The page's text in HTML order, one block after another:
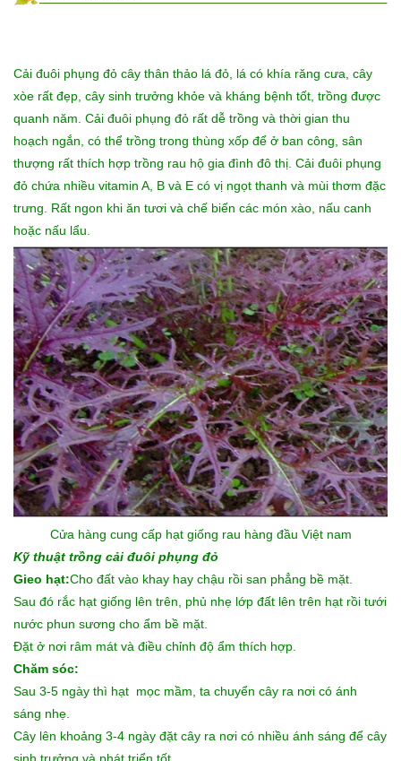
Cải đuôi phụng đỏ cây thân thảo lá đỏ, lá có khía răng cưa, cây
xòe rất đẹp, cây sinh trưởng khỏe và kháng bệnh tốt, trồng được
quanh năm. Cải đuôi phụng đỏ rất dễ trồng và thời gian thu
hoạch ngắn, có thể trồng trong thùng xốp để ở ban công, sân
thượng rất thích hợp trồng rau hộ gia đình đô thị. Cải đuôi phụng
đỏ chứa nhiều vitamin A, B và E có vị ngọt thanh và mùi thơm đặc
trưng. Rất ngon khi ăn tươi và chế biến các món xào, nấu canh
hoặc nấu lẩu.
Cửa hàng cung cấp hạt giống rau hàng đầu Việt nam
Kỹ thuật trồng cải đuôi phụng đỏ
Gieo hạt:Cho đất vào khay hay chậu rồi san phẳng bề mặt.
Sau đó rắc hạt giống lên trên, phủ nhẹ lớp đất lên trên hạt rồi tưới
nước phun sương cho ẩm bề mặt.
Đặt ở nơi râm mát và điều chỉnh độ ẩm thích hợp.
Chăm sóc:
Sau 3-5 ngày thì hạt mọc mầm, ta chuyển cây ra nơi có ánh
sáng nhẹ.
Cây lên khoảng 3-4 ngày đặt cây ra nơi có nhiều ánh sáng để cây